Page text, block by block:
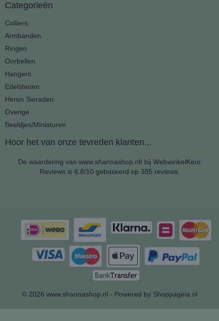
Categorieën
Colliers
Armbanden
Ringen
Oorbellen
Hangers
Edelstenen
Heren Sieraden
Overige
Beeldjes/Miniaturen
Hoor het van onze tevreden klanten...
De waardering van www.shannashop.nl/ bij WebwinkelKeur
Reviewsis 8.8/10 gebaseerd op 385 reviews.
© 2026 www.shannashop.nl - Powered by Shoppagina.nl